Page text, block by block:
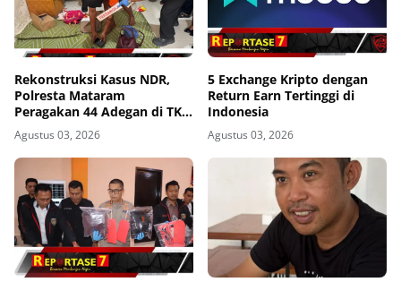
Rekonstruksi Kasus NDR,
Polresta Mataram
Peragakan 44 Adegan di TKP
Kos Gomong
Agustus 03, 2026
5 Exchange Kripto dengan
Return Earn Tertinggi di
Indonesia
Agustus 03, 2026